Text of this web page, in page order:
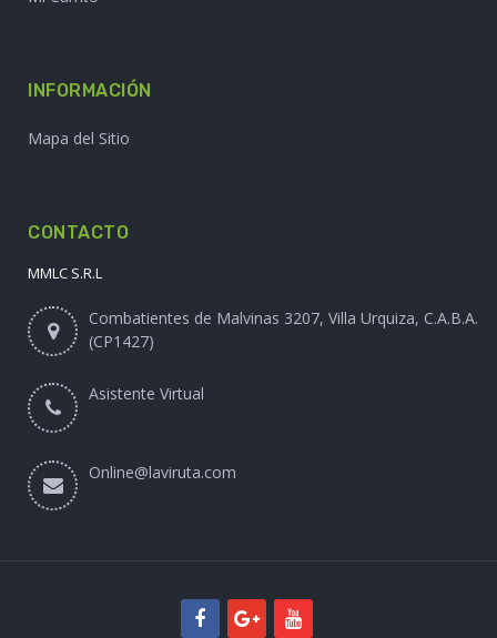
Mi cuenta
Lista de favoritos
Mi Carrito
INFORMACIÓN
Mapa del Sitio
CONTACTO